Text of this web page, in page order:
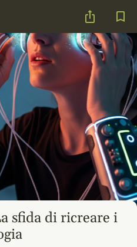
sfida di ricreare i